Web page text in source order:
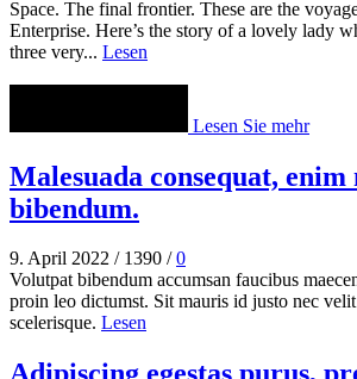
Space. The final frontier. These are the
Enterprise. Here’s the story of a lovely lady
three very... Lesen
Lesen Sie mehr
Malesuada consequat, enim
bibendum.
9. April 2022 / 1390 / 0
Volutpat bibendum accumsan faucibus
proin leo dictumst. Sit mauris id justo nec
scelerisque. Lesen